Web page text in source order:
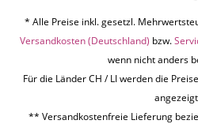
* Alle Preise inkl. gesetzl.
Versandkosten (Deutschland) bzw.
wenn nicht anders
Für die Länder CH / LI werden die
** Versandkostenfreie Lieferung